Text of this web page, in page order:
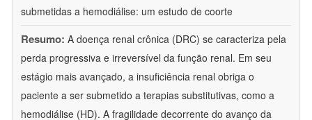
submetidas a hemodiálise: um estudo de coorte
Resumo: A doença renal crônica (DRC) se caracteriza pela
perda progressiva e irreversível da função renal. Em seu
estágio mais avançado, a insuficiência renal obriga o
paciente a ser submetido a terapias substitutivas, como a
hemodiálise (HD). A fragilidade decorrente do avanço da